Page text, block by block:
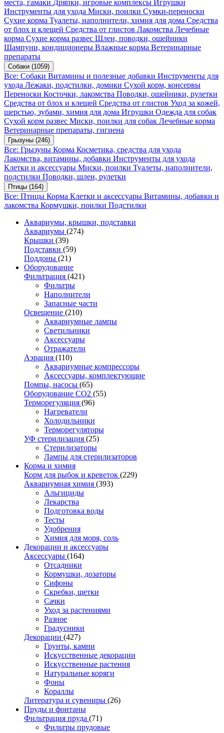
места, гамаки Дряпки, игровые комплексы Игрушки
Инструменты для ухода Миски, поилки Сумки-переноски
Сухие корма Туалеты, наполнители, химия для дома Средства
от блох и клещей Средства от глистов Лакомства Лечебные
корма Сухие корма развес Шлеи, поводки, ошейники
Шампуни, кондиционеры Влажные корма Ветеринарные
препараты
Собаки (1059)
Все: Собаки Витамины и полезные добавки Инструменты для
ухода Лежаки, подстилки, домики Сухой корм, консервы
Переноски Косточки, лакомства Поводки, ошейники, рулетки
Средства от блох и клещей Средства от глистов Уход за кожей,
шерстью, зубами, химия для дома Игрушки Одежда для собак
Сухой корм развес Миски, поилки для собак Лечебные корма
Ветеринарные препараты, гигиена
Грызуны (246)
Все: Грызуны Корма Косметика, средства для ухода
Лакомства, витамины, добавки Инструменты для ухода
Клетки и аксессуары Миски, поилки Туалеты, наполнители,
подстилки Поводки, шлеи, рулетки
Птицы (164)
Все: Птицы Корма Клетки и аксессуары Витамины, добавки и
лакомства Кормушки, поилки Подстилки
Аквариумы, крышки, подставки
Аквариумы (274)
Крышки (39)
Подставки (59)
Поддоны (21)
Оборудование
Фильтрация (421)
Фильтры
Наполнители
Запасные части
Освещение (210)
Аквариумные лампы
Светильники
Аксессуары
Отражатели
Аэрация (110)
Аквариумные компрессоры
Аксессуары, комплектующие
Помпы, насосы (65)
Оборудование CO2 (55)
Терморегуляция (96)
Нагреватели
Холодильники
Терморегуляторы
УФ стерилизация (25)
Стерилизаторы
Лампы для стерилизаторов
Корма и химия
Корм для рыбок и креветок (229)
Аквариумная химия (393)
Альгициды
Лекарства
Подготовка воды
Тесты
Удобрения
Химия для моря, соль
Декорации и аксессуары
Аксессуары (164)
Отсадники
Кормушки, дозаторы
Сифоны
Скребки, щетки
Сачки
Уход за растениями
Разное
Градусники
Декорации (427)
Грунты, камни
Искусственные декорации
Искусственные растения
Натуральные коряги
Фоны
Кораллы
Литература и сувениры (26)
Пруды и фонтаны
Фильтрация пруда (71)
Фильтры прудовые